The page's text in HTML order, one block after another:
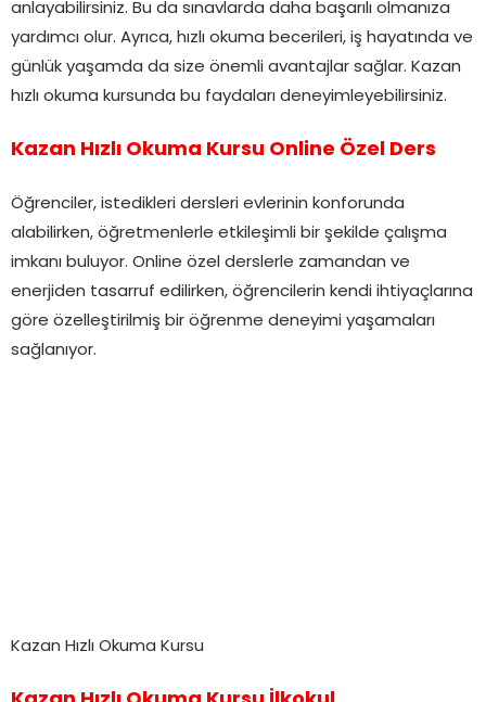
anlayabilirsiniz. Bu da sınavlarda daha başarılı olmanıza
yardımcı olur. Ayrıca, hızlı okuma becerileri, iş hayatında ve
günlük yaşamda da size önemli avantajlar sağlar. Kazan
hızlı okuma kursunda bu faydaları deneyimleyebilirsiniz.
Kazan Hızlı Okuma Kursu Online Özel Ders
Öğrenciler, istedikleri dersleri evlerinin konforunda
alabilirken, öğretmenlerle etkileşimli bir şekilde çalışma
imkanı buluyor. Online özel derslerle zamandan ve
enerjiden tasarruf edilirken, öğrencilerin kendi ihtiyaçlarına
göre özelleştirilmiş bir öğrenme deneyimi yaşamaları
sağlanıyor.
Kazan Hızlı Okuma Kursu